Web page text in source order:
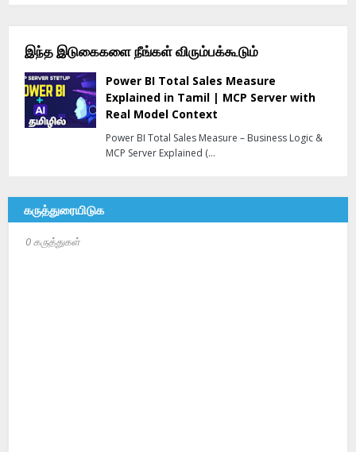
இந்த இடுகைகளை நீங்கள் விரும்பக்கூடும்
Power BI Total Sales Measure
Explained in Tamil | MCP Server with
Real Model Context
Power BI Total Sales Measure – Business Logic &
MCP Server Explained (…
கருத்துரையிடுக
0 கருத்துகள்